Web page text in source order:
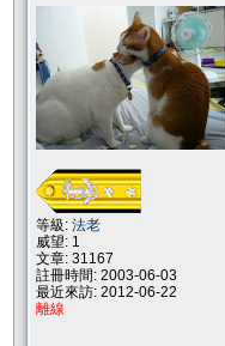
等級: 法老
威望: 1
文章: 31167
註冊時間: 2003-06-03
最近來訪: 2012-06-22
離線